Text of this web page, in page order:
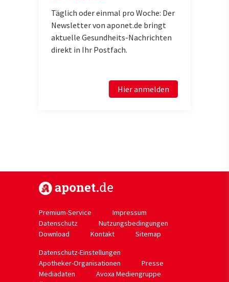
Täglich oder einmal pro Woche: Der
Newsletter von aponet.de bringt
aktuelle Gesundheits-Nachrichten
direkt in Ihr Postfach.
Hier anmelden
Premium-Service
Impressum
Datenschutz
Nutzungsbedingungen
Download
Kontakt
Sitemap
Datenschutz-Einstellungen
Apotheker-Organisationen
Presse
Mediadaten
Avoxa Mediengruppe